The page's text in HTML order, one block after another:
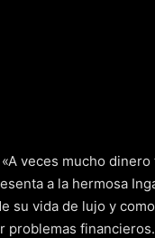
veces mucho
a la hermosa
su vida de lujo y
problemas